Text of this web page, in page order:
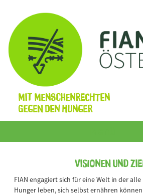
Mit Menschenrechten
gegen den Hunger
Visionen und
FIAN engagiert sich für eine Welt in der
Hunger leben, sich selbst ernähren